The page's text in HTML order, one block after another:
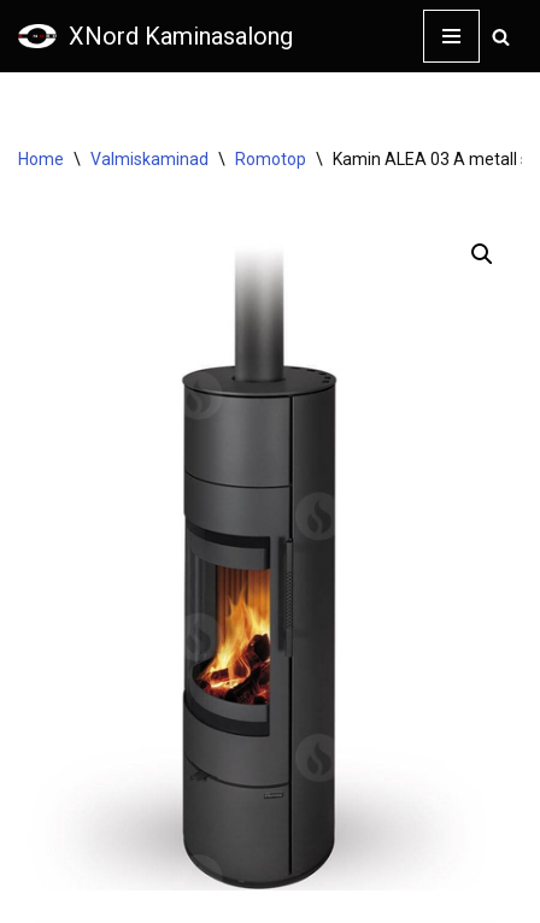
XNord Kaminasalong
Home \ Valmiskaminad \ Romotop \ Kamin ALEA 03 A metall